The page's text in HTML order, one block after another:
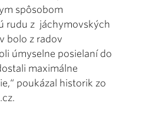
spôsobom
rudu z jáchymovských
bolo z radov
úmyselne posielaní do
maximálne
poukázal historik zo